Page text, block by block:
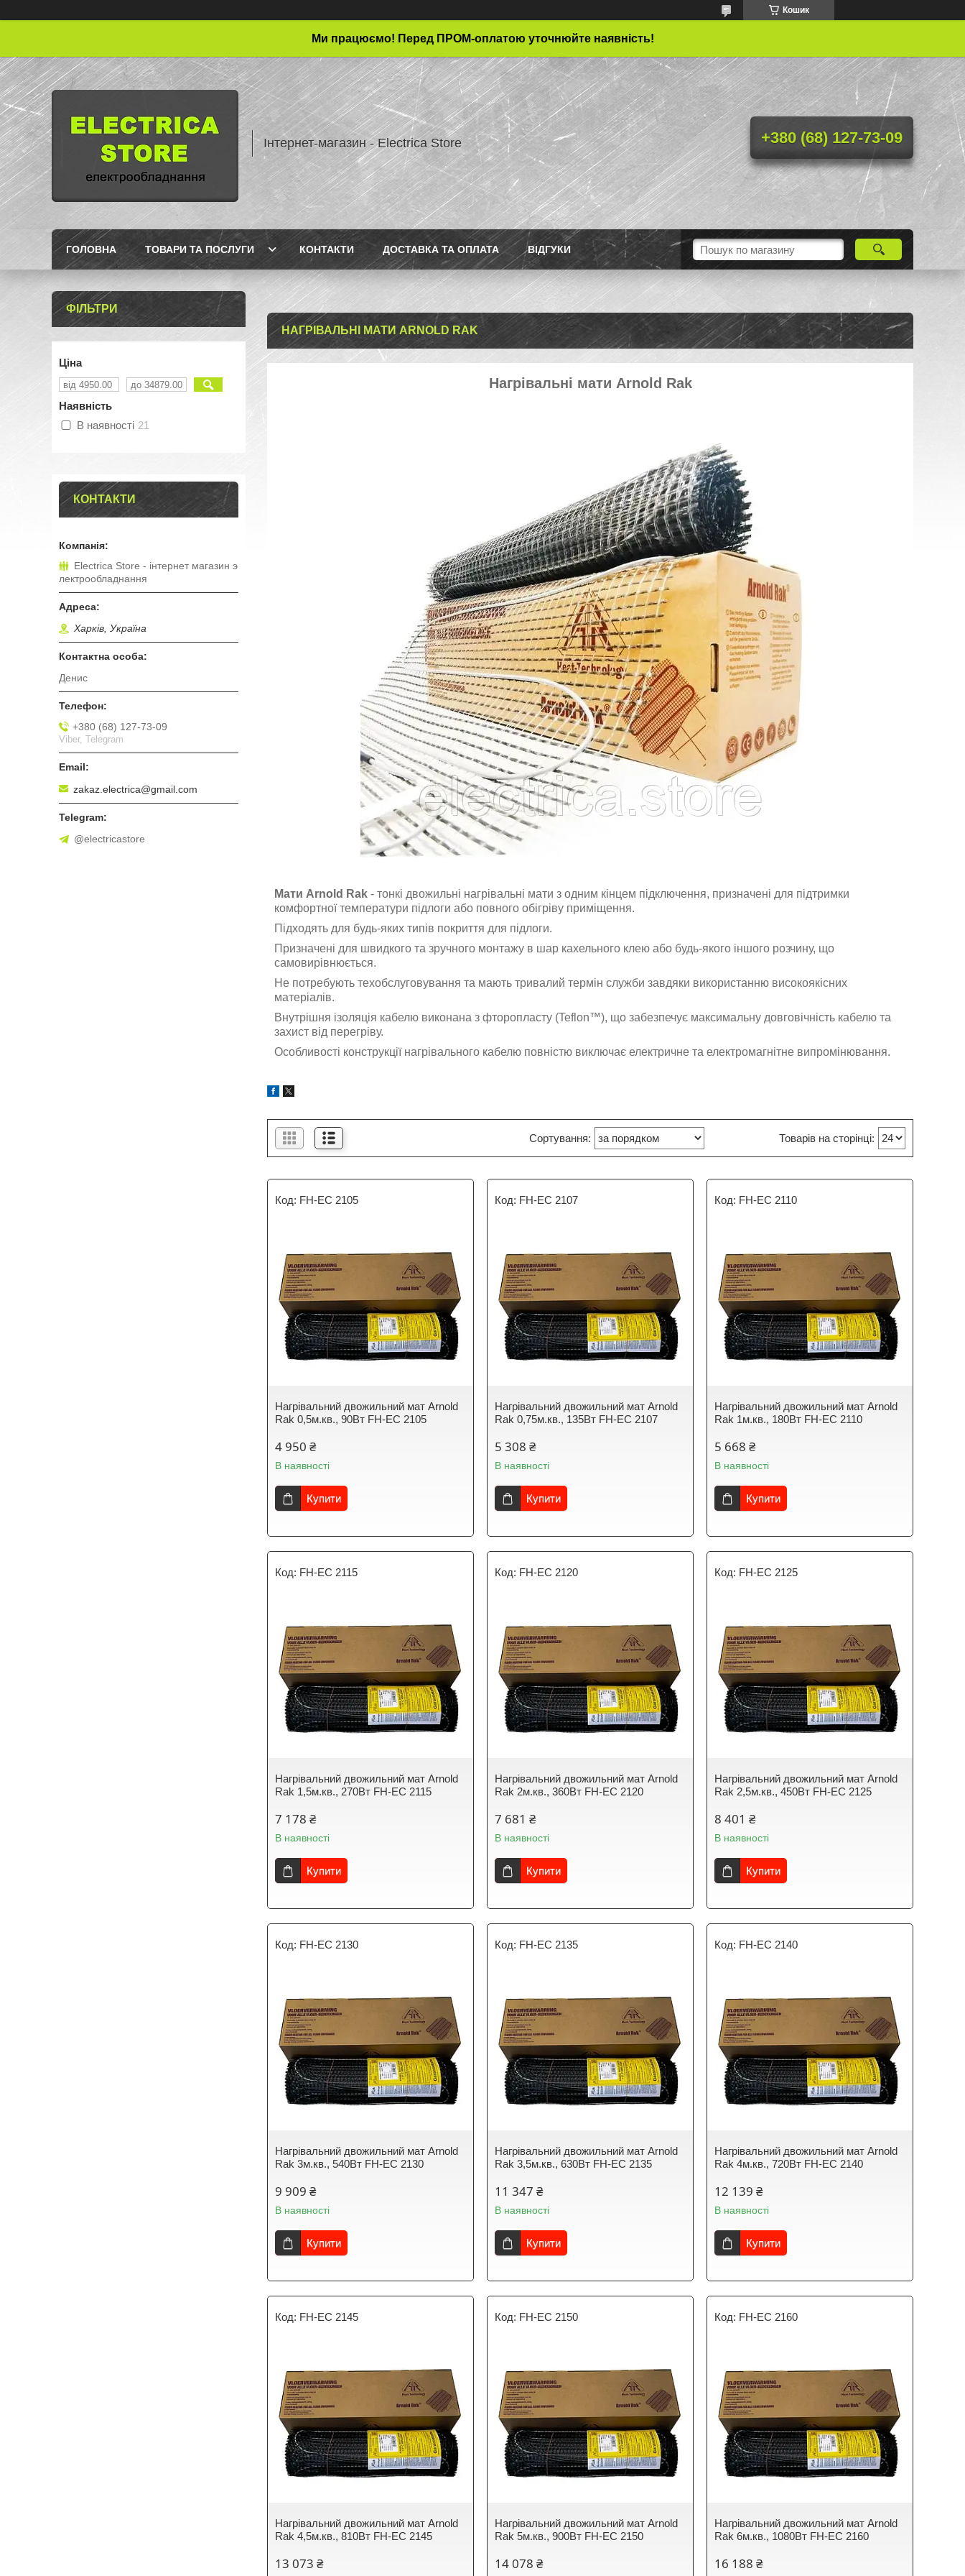
Кошик
Ми працюємо! Перед ПРОМ-оплатою уточнюйте наявність!
Інтернет-магазин - Electrica Store +380 (68) 127-73-09
ГОЛОВНА ТОВАРИ ТА ПОСЛУГИ КОНТАКТИ ДОСТАВКА ТА ОПЛАТА ВІДГУКИ
НАГРІВАЛЬНІ МАТИ ARNOLD RAK
Нагрівальні мати Arnold Rak
Мати Arnold Rak - тонкі двожильні нагрівальні мати з одним кінцем підключення, призначені для підтримки
комфортної температури підлоги або повного обігріву приміщення.
Підходять для будь-яких типів покриття для підлоги.
Призначені для швидкого та зручного монтажу в шар кахельного клею або будь-якого іншого розчину, що
самовирівнюється.
Не потребують техобслуговування та мають тривалий термін служби завдяки використанню високоякісних
матеріалів.
Внутрішня ізоляція кабелю виконана з фторопласту (Teflon™), що забезпечує максимальну довговічність кабелю та
захист від перегріву.
Особливості конструкції нагрівального кабелю повністю виключає електричне та електромагнітне випромінювання.
FH-EC 2105
Нагрівальний двожильний мат Arnold
Rak 0,5м.кв., 90Вт FH-EC 2105
4 950 ₴
В наявності
Купити
FH-EC 2107
Нагрівальний двожильний мат Arnold
Rak 0,75м.кв., 135Вт FH-EC 2107
5 308 ₴
В наявності
Купити
FH-EC 2110
Нагрівальний двожильний мат Arnold
Rak 1м.кв., 180Вт FH-EC 2110
5 668 ₴
В наявності
Купити
FH-EC 2115
Нагрівальний двожильний мат Arnold
Rak 1,5м.кв., 270Вт FH-EC 2115
7 178 ₴
В наявності
Купити
FH-EC 2120
Нагрівальний двожильний мат Arnold
Rak 2м.кв., 360Вт FH-EC 2120
7 681 ₴
В наявності
Купити
FH-EC 2125
Нагрівальний двожильний мат Arnold
Rak 2,5м.кв., 450Вт FH-EC 2125
8 401 ₴
В наявності
Купити
FH-EC 2130
Нагрівальний двожильний мат Arnold
Rak 3м.кв., 540Вт FH-EC 2130
9 909 ₴
В наявності
Купити
FH-EC 2135
Нагрівальний двожильний мат Arnold
Rak 3,5м.кв., 630Вт FH-EC 2135
11 347 ₴
В наявності
Купити
FH-EC 2140
Нагрівальний двожильний мат Arnold
Rak 4м.кв., 720Вт FH-EC 2140
12 139 ₴
В наявності
Купити
FH-EC 2145
Нагрівальний двожильний мат Arnold
Rak 4,5м.кв., 810Вт FH-EC 2145
13 073 ₴
FH-EC 2150
Нагрівальний двожильний мат Arnold
Rak 5м.кв., 900Вт FH-EC 2150
14 078 ₴
FH-EC 2160
Нагрівальний двожильний мат Arnold
Rak 6м.кв., 1080Вт FH-EC 2160
16 188 ₴
ФІЛЬТРИ
Ціна
Наявність
В наявності 21
КОНТАКТИ
Electrica Store - інтернет магазин э
лектрообладнання
Харків, Україна
Денис
+380 (68) 127-73-09
Viber, Telegram
zakaz.electrica@gmail.com
@electricastore